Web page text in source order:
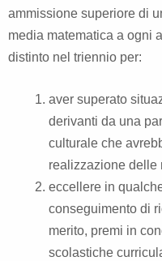
ammissione superiore di
media matematica a ogni
distinto nel triennio per:
aver superato
derivanti da una
culturale che
realizzazione delle
eccellere in
conseguimento di
merito, premi in
scolastiche